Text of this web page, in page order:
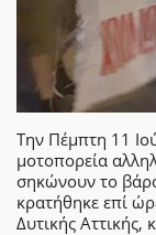
Την Πέμπτη 11
μοτοπορεία
σηκώνουν το
κρατήθηκε επί
Δυτικής Αττικής,